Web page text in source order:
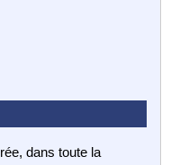
dans toute la